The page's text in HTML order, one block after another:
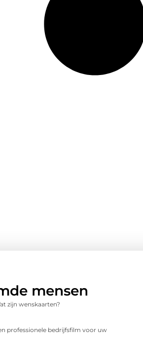
mensen
zijn wenskaarten?
professionele bedrijfsfilm voor uw